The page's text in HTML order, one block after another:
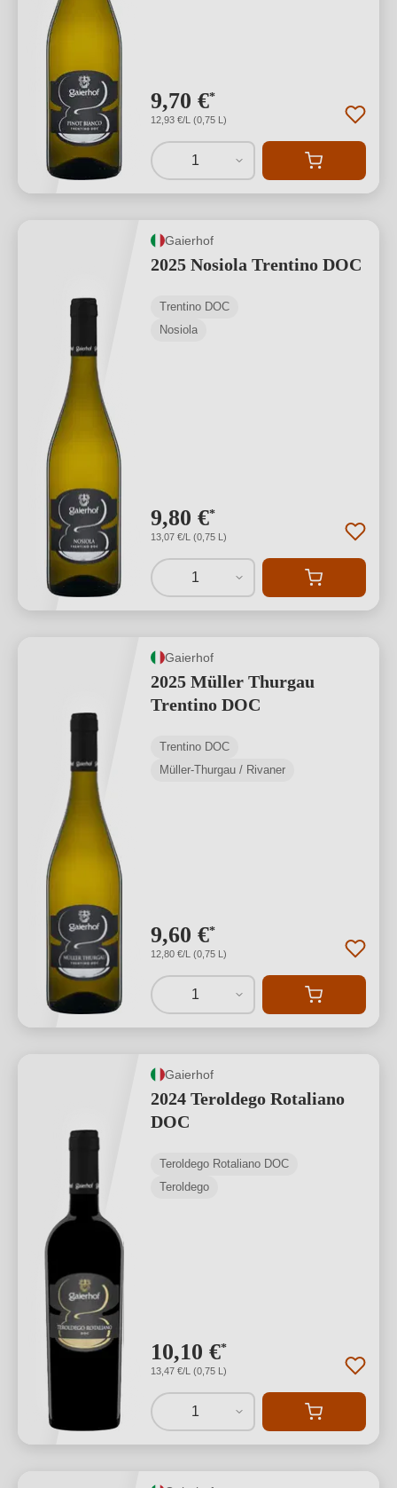
9,70 €*
12,93 €/L (0,75 L)
1
Gaierhof
2025 Nosiola Trentino DOC
Trentino DOC
Nosiola
9,80 €*
13,07 €/L (0,75 L)
1
Gaierhof
2025 Müller Thurgau
Trentino DOC
Trentino DOC
Müller-Thurgau / Rivaner
9,60 €*
12,80 €/L (0,75 L)
1
Gaierhof
2024 Teroldego Rotaliano
DOC
Teroldego Rotaliano DOC
Teroldego
10,10 €*
13,47 €/L (0,75 L)
1